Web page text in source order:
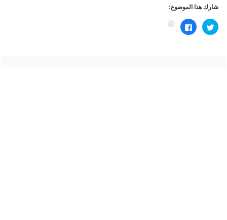
شارك هذا الموضوع:
اضغط
للمشاركة
على
انقر
للمشاركة
على